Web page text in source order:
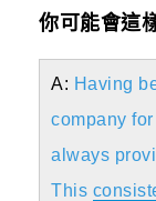
你可能會這
A: Having
company
always
This